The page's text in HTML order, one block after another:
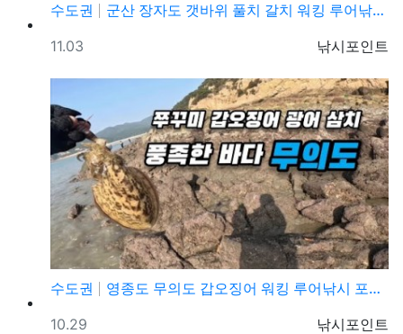
수도권
군산 장자도 갯바위 풀치 갈치 워킹 루어낚시 포인트
등록자
낚시포인트
등록일
11.03
수도권
영종도 무의도 갑오징어 워킹 루어낚시 포인트 및 채비정…
등록자
낚시포인트
등록일
10.29